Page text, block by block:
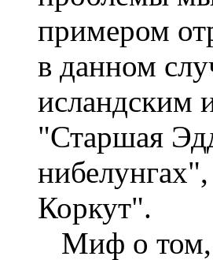
примером
в данном
исландским
"Старшая
Коркут".
Миф о том,